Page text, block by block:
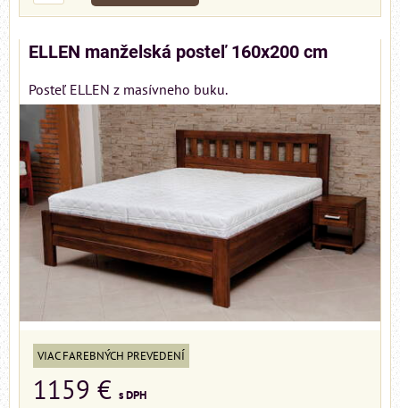
ELLEN manželská posteľ 160x200 cm
Posteľ ELLEN z masívneho buku.
VIAC FAREBNÝCH PREVEDENÍ
1159 € s DPH